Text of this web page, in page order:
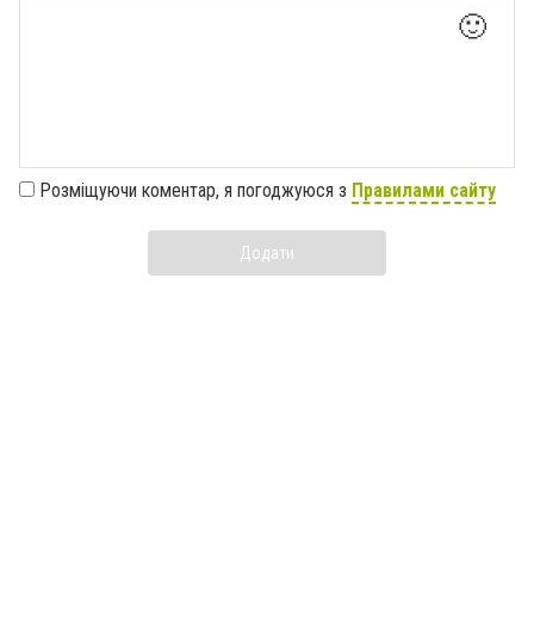
🙂
Розміщуючи коментар, я погоджуюся з Правилами сайту
Додати